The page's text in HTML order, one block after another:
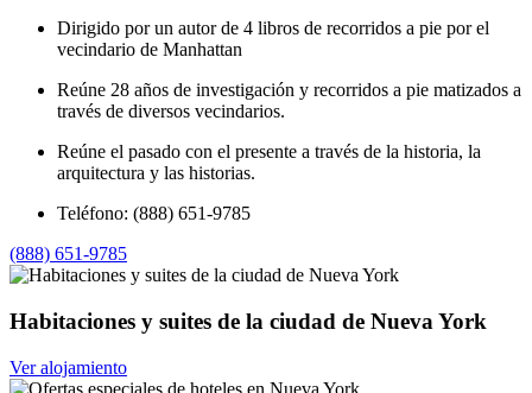
Dirigido por un autor de 4 libros de recorridos a pie por el
vecindario de Manhattan
Reúne 28 años de investigación y recorridos a pie matizados a
través de diversos vecindarios.
Reúne el pasado con el presente a través de la historia, la
arquitectura y las historias.
Teléfono: (888) 651-9785
(888) 651-9785
Habitaciones y suites de la ciudad de Nueva York
Ver alojamiento